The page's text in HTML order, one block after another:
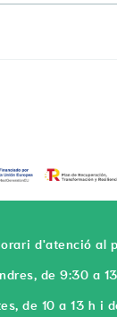
d'atenció al
de 9:30 a
de 10 a 13 h i